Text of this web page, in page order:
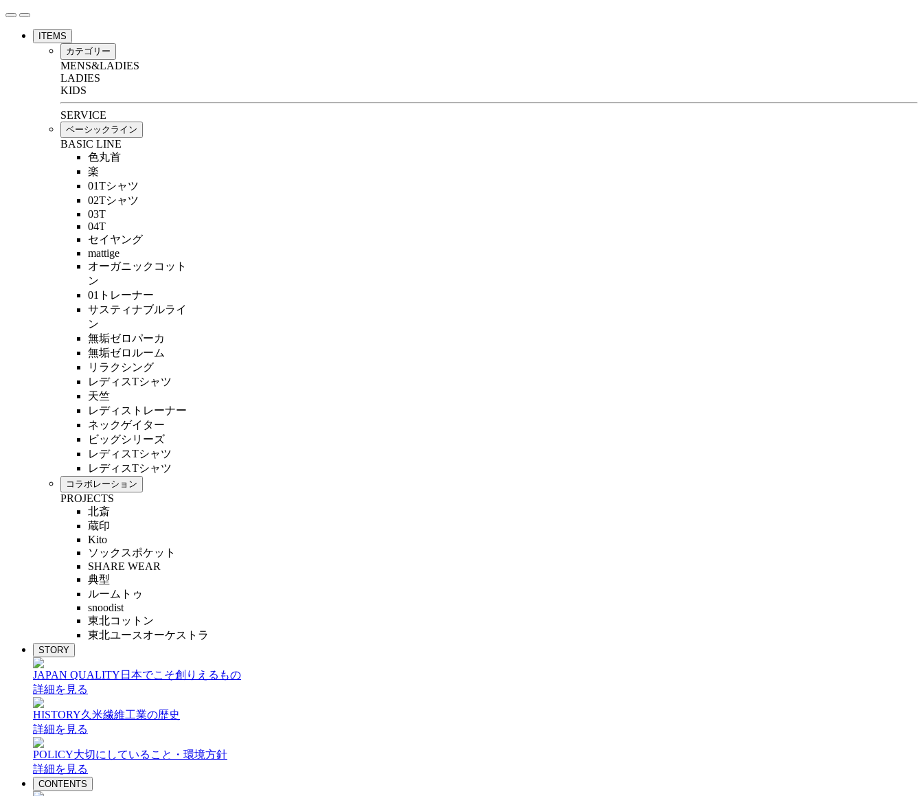
ITEMS
カテゴリー
MENS&LADIES
LADIES
KIDS
SERVICE
ベーシックライン
BASIC LINE
色丸首
楽
01Tシャツ
02Tシャツ
03T
04T
セイヤング
mattige
オーガニックコット
ン
01トレーナー
サスティナブルライ
ン
無垢ゼロパーカ
無垢ゼロルーム
リラクシング
レディスTシャツ
天竺
レディストレーナー
ネックゲイター
ビッグシリーズ
レディスTシャツ
レディスTシャツ
コラボレーション
PROJECTS
北斎
蔵印
Kito
ソックスポケット
SHARE WEAR
典型
ルームトゥ
snoodist
東北コットン
東北ユースオーケストラ
STORY
JAPAN QUALITY 日本でこそ創りえるもの
詳細を見る
HISTORY久米繊維工業の歴史
詳細を見る
POLICY大切にしていること・環境方針
詳細を見る
CONTENTS